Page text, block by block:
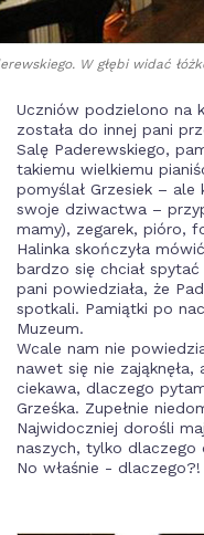
W głębi widać
Uczniów podzielono na
została do innej pani
Salę Paderewskiego,
takiemu wielkiemu
pomyślał Grzesiek –
swoje dziwactwa –
mamy), zegarek, pióro,
Halinka skończyła
bardzo się chciał
pani powiedziała, że
spotkali. Pamiątki po
Muzeum.
Wcale nam nie
nawet się nie zająknęła,
ciekawa, dlaczego
Grześka. Zupełnie
Najwidoczniej dorośli
naszych, tylko dlaczego
No właśnie - dlaczego?!